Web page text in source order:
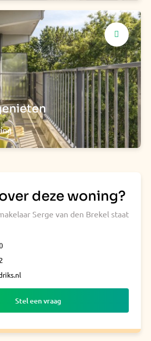
deze woning?
Serge van den Brekel staat
Stel een vraag